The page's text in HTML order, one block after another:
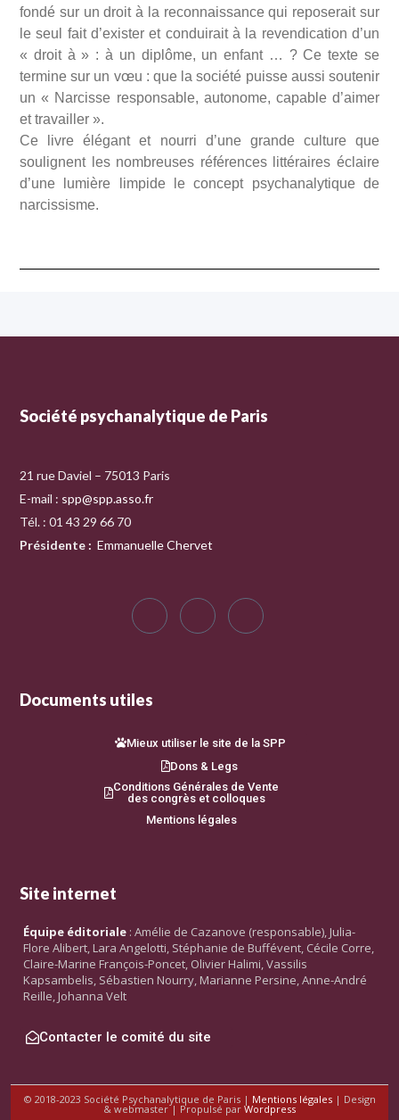
fondé sur un droit à la reconnaissance qui reposerait sur
le seul fait d’exister et conduirait à la revendication d’un
« droit à » : à un diplôme, un enfant … ? Ce texte se
termine sur un vœu : que la société puisse aussi soutenir
un « Narcisse responsable, autonome, capable d’aimer
et travailler ».
Ce livre élégant et nourri d’une grande culture que
soulignent les nombreuses références littéraires éclaire
d’une lumière limpide le concept psychanalytique de
narcissisme.
Société psychanalytique de Paris
21 rue Daviel – 75013 Paris
E-mail : spp@spp.asso.fr
Tél. : 01 43 29 66 70
Présidente : Emmanuelle Chervet
Documents utiles
Mieux utiliser le site de la SPP
Dons & Legs
Conditions Générales de Vente
des congrès et colloques
Mentions légales
Site internet
Équipe éditoriale : Amélie de Cazanove (responsable), Julia-
Flore Alibert, Lara Angelotti, Stéphanie de Buffévent, Cécile Corre,
Claire-Marine François-Poncet, Olivier Halimi, Vassilis
Kapsambelis, Sébastien Nourry, Marianne Persine, Anne-André
Reille, Johanna Velt
Contacter le comité du site
© 2018-2023 Société Psychanalytique de Paris | Mentions légales| Design
& webmaster | Propulsé par Wordpress